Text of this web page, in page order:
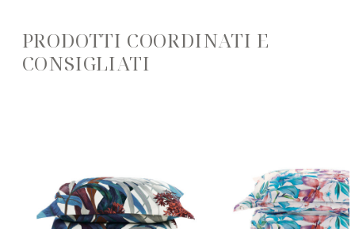
PRODOTTI COORDINATI E
CONSIGLIATI